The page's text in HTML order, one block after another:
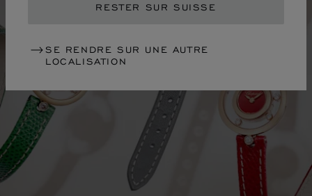
RESTER SUR SUISSE
SE RENDRE SUR UNE AUTRE
LOCALISATION